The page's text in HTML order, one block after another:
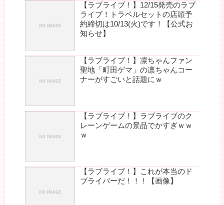
【ラブライブ！】12/15発売のラブ
ライブ！トラベルセットの店頭予
約締切は10/13(火)です！【公式お
知らせ】
【ラブライブ！】凛ちゃんファン
聖地「町田ゲマ」の凛ちゃんコー
ナーがすごいと話題にｗ
【ラブライブ！】ラブライブのク
レーンゲームの景品でかすぎｗｗ
ｗ
【ラブライブ！】これが本当のド
ブライバーだ！！！【画像】